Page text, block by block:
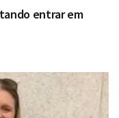
entrar em